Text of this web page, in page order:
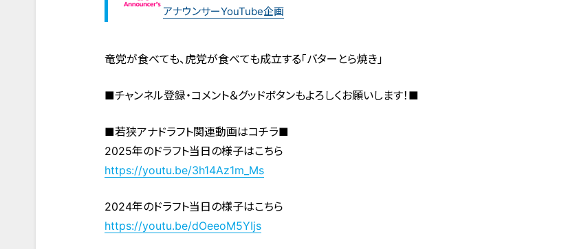
アナウンサーYouTube企画
竜党が食べても、虎党が食べても成立する「バターとら焼き」
■チャンネル登録・コメント＆グッドボタンもよろしくお願いします！■
■若狭アナドラフト関連動画はコチラ■
2025年のドラフト当日の様子はこちら
https://youtu.be/3h14Az1m_Ms
2024年のドラフト当日の様子はこちら
https://youtu.be/dOeeoM5YIjs